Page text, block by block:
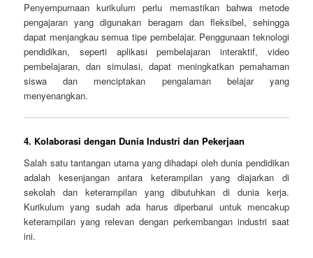
Penyempurnaan kurikulum perlu memastikan bahwa metode
pengajaran yang digunakan beragam dan fleksibel, sehingga
dapat menjangkau semua tipe pembelajar. Penggunaan teknologi
pendidikan, seperti aplikasi pembelajaran interaktif, video
pembelajaran, dan simulasi, dapat meningkatkan pemahaman
siswa dan menciptakan pengalaman belajar yang
menyenangkan.
4. Kolaborasi dengan Dunia Industri dan Pekerjaan
Salah satu tantangan utama yang dihadapi oleh dunia pendidikan
adalah kesenjangan antara keterampilan yang diajarkan di
sekolah dan keterampilan yang dibutuhkan di dunia kerja.
Kurikulum yang sudah ada harus diperbarui untuk mencakup
keterampilan yang relevan dengan perkembangan industri saat
ini.